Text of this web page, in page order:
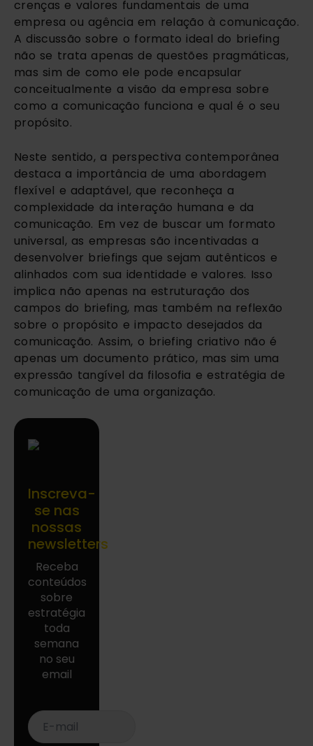
crenças e valores fundamentais de uma
empresa ou agência em relação à comunicação.
A discussão sobre o formato ideal do briefing
não se trata apenas de questões pragmáticas,
mas sim de como ele pode encapsular
conceitualmente a visão da empresa sobre
como a comunicação funciona e qual é o seu
propósito.
Neste sentido, a perspectiva contemporânea
destaca a importância de uma abordagem
flexível e adaptável, que reconheça a
complexidade da interação humana e da
comunicação. Em vez de buscar um formato
universal, as empresas são incentivadas a
desenvolver briefings que sejam autênticos e
alinhados com sua identidade e valores. Isso
implica não apenas na estruturação dos
campos do briefing, mas também na reflexão
sobre o propósito e impacto desejados da
comunicação. Assim, o briefing criativo não é
apenas um documento prático, mas sim uma
expressão tangível da filosofia e estratégia de
comunicação de uma organização.
Inscreva-
se nas
nossas
newsletters
Receba
conteúdos
sobre
estratégia
toda
semana
no seu
email
E-
mail
*